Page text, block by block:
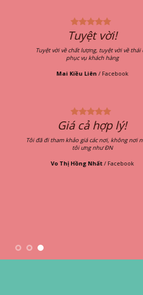
chất lượng, tuyệt vời về thái độ
Facebook
Giá cả hợp lý!
khảo giá các nơi, không nơi nào mà
Facebook